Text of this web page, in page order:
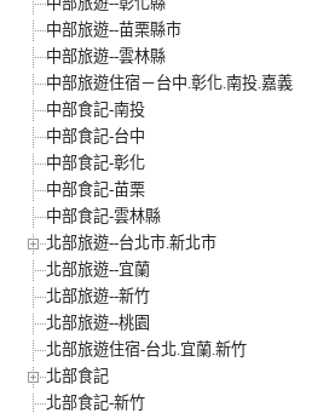
中部旅遊--苗栗縣市
中部旅遊--雲林縣
中部旅遊住宿－台中.彰化.南投.嘉義
中部食記-南投
中部食記-台中
中部食記-彰化
中部食記-苗栗
中部食記-雲林縣
北部旅遊--台北市.新北市
北部旅遊--宜蘭
北部旅遊--新竹
北部旅遊--桃園
北部旅遊住宿-台北.宜蘭.新竹
北部食記
北部食記-新竹